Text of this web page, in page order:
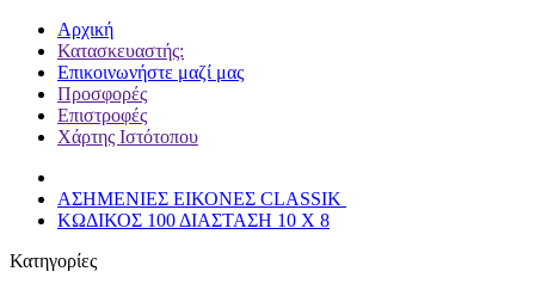
Αρχική
Κατασκευαστής:
Επικοινωνήστε μαζί μας
Προσφορές
Επιστροφές
Χάρτης Ιστότοπου
ΑΣΗΜΕΝΙΕΣ ΕΙΚΟΝΕΣ CLASSIK
ΚΩΔΙΚΟΣ 100 ΔΙΑΣΤΑΣΗ 10 Χ 8
Κατηγορίες